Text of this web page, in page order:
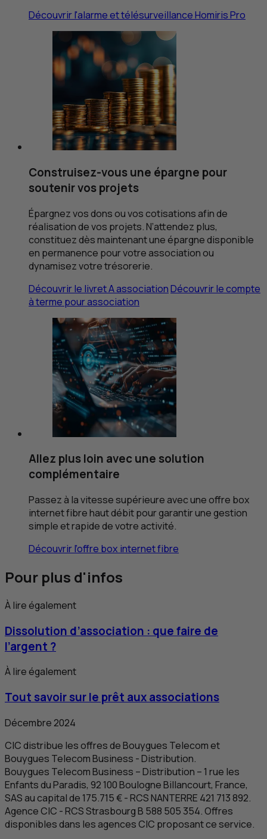
Découvrir l'alarme et télésurveillance Homiris Pro
Construisez-vous une épargne pour
soutenir vos projets
Épargnez vos dons ou vos cotisations afin de
réalisation de vos projets. N’attendez plus,
constituez dès maintenant une épargne disponible
en permanence pour votre association ou
dynamisez votre trésorerie.
Découvrir le livret A associationDécouvrir le compte
à terme pour association
Allez plus loin avec une solution
complémentaire
Passez à la vitesse supérieure avec une offre box
internet fibre haut débit pour garantir une gestion
simple et rapide de votre activité.
Découvrir l’offre box internet fibre
Pour plus d'infos
À lire également
Dissolution d’association : que faire de
l’argent ?
À lire également
Tout savoir sur le prêt aux associations
Décembre 2024
CICdistribue les offres de Bouygues Telecom et
Bouygues Telecom Business - Distribution.
Bouygues Telecom Business – Distribution – 1 rue les
Enfants du Paradis, 92 100 Boulogne Billancourt, France,
SASau capital de 175.715 € -RCSNANTERRE 421 713 892.
AgenceCIC -RCSStrasbourg B 588 505 354. Offres
disponibles dans les agencesCIC proposant ce service.